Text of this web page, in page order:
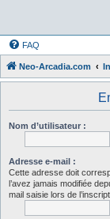
FAQ
Neo-Arcadia.com
Nom d’utilisateur :
Adresse e-mail :
Cette adresse doit
l’avez jamais modifiée
mail saisie lors de